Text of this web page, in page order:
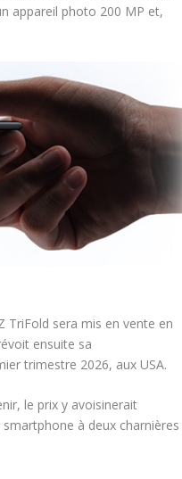
appareil photo 200 MP et,
TriFold sera mis en vente en
ensuite sa
trimestre 2026, aux USA.
le prix y avoisinerait
à deux charnières